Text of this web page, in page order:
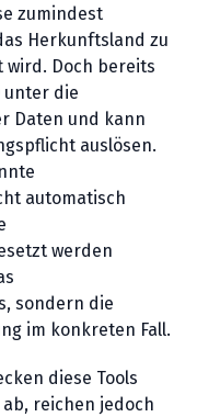
zumindest
Herkunftsland zu
Doch bereits
unter die
Daten und kann
auslösen.
automatisch
werden
sondern die
im konkreten Fall.
diese Tools
reichen jedoch